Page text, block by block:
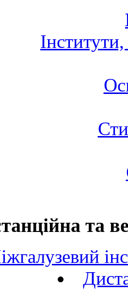
та